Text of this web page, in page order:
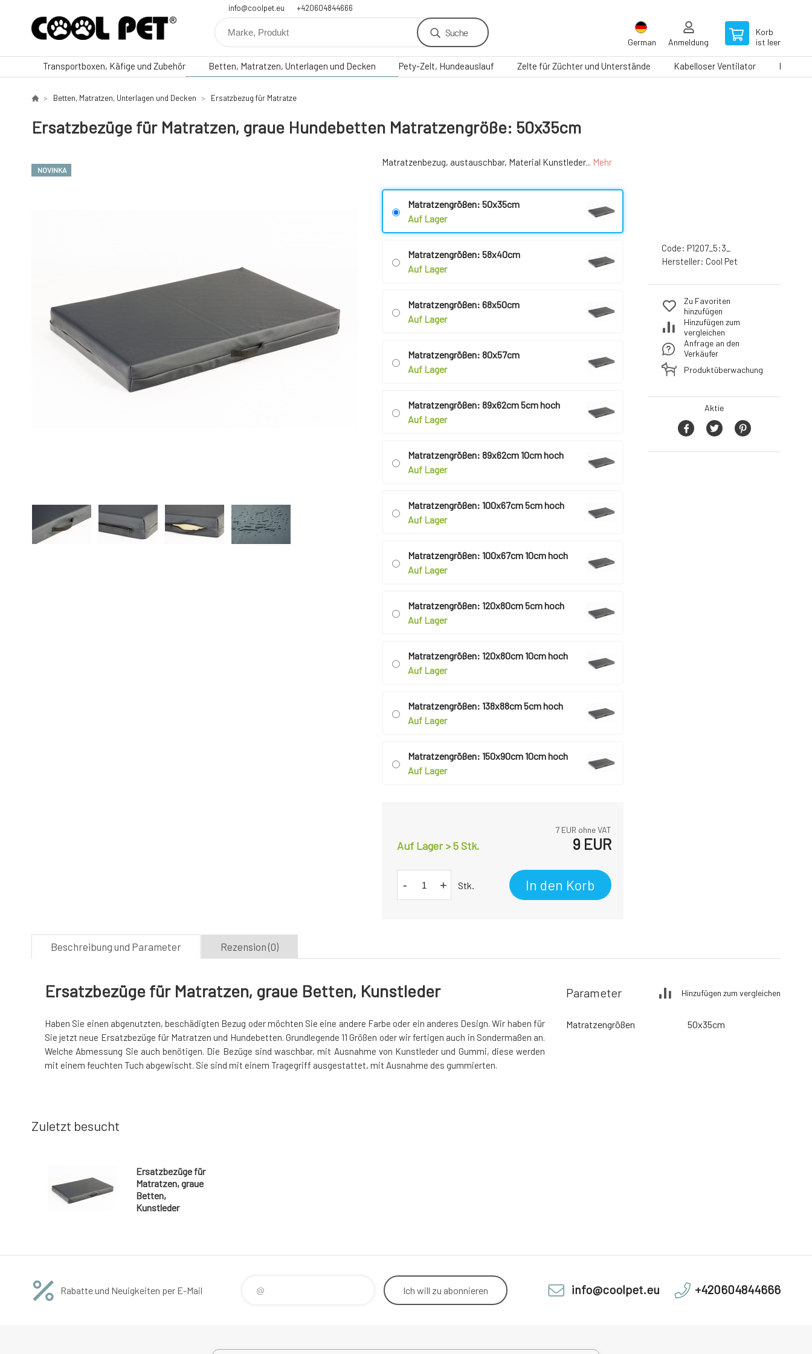
info@coolpet.eu +420604844666
Suche
German Anmeldung
Korb
ist leer
Transportboxen, Käfige und Zubehör Betten, Matratzen, Unterlagen und Decken Pety-Zelt, Hundeauslauf Zelte für Züchter und Unterstände Kabelloser Ventilator
Betten, Matratzen, Unterlagen und Decken Ersatzbezug für Matratze
Ersatzbezüge für Matratzen, graue Hundebetten Matratzengröße: 50x35cm
NOVINKA
Matratzenbezug, austauschbar, Material Kunstleder... Mehr
Matratzengrößen: 50x35cm
Auf Lager
Matratzengrößen: 58x40cm
Auf Lager
Matratzengrößen: 68x50cm
Auf Lager
Matratzengrößen: 80x57cm
Auf Lager
Matratzengrößen: 89x62cm 5cm hoch
Auf Lager
Matratzengrößen: 89x62cm 10cm hoch
Auf Lager
Matratzengrößen: 100x67cm 5cm hoch
Auf Lager
Matratzengrößen: 100x67cm 10cm hoch
Auf Lager
Matratzengrößen: 120x80cm 5cm hoch
Auf Lager
Matratzengrößen: 120x80cm 10cm hoch
Auf Lager
Matratzengrößen: 138x88cm 5cm hoch
Auf Lager
Matratzengrößen: 150x90cm 10cm hoch
Auf Lager
7 EUR ohne VAT
Auf Lager > 5 Stk. 9 EUR
- + Stk. In den Korb
Code: P1207_5:3_
Hersteller: Cool Pet
Zu Favoriten
hinzufügen
Hinzufügen zum
vergleichen
Anfrage an den
Verkäufer
Produktüberwachung
Aktie
Beschreibung und Parameter Rezension (0)
Ersatzbezüge für Matratzen, graue Betten, Kunstleder
Haben Sie einen abgenutzten, beschädigten Bezug oder möchten Sie eine andere Farbe oder ein anderes Design. Wir haben für
Sie jetzt neue Ersatzbezüge für Matratzen und Hundebetten. Grundlegende 11 Größen oder wir fertigen auch in Sondermaßen an.
Welche Abmessung Sie auch benötigen. Die Bezüge sind waschbar, mit Ausnahme von Kunstleder und Gummi, diese werden
mit einem feuchten Tuch abgewischt. Sie sind mit einem Tragegriff ausgestattet, mit Ausnahme des gummierten.
Parameter Hinzufügen zum vergleichen
Matratzengrößen 50x35cm
Zuletzt besucht
Ersatzbezüge für
Matratzen, graue
Betten,
Kunstleder
Rabatte und Neuigkeiten per E-Mail Ich will zu abonnieren info@coolpet.eu +420604844666